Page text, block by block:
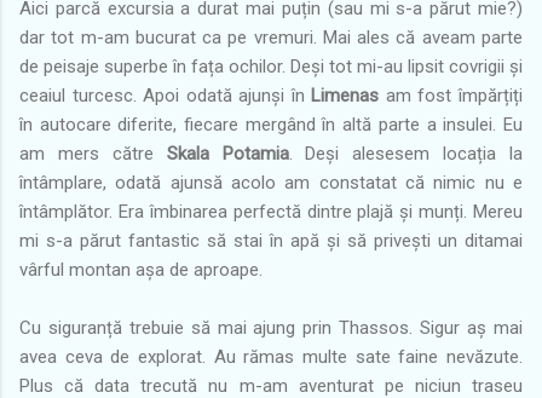
Aici parcă excursia a durat mai puțin (sau mi s-a părut mie?)
dar tot m-am bucurat ca pe vremuri. Mai ales că aveam parte
de peisaje superbe în fața ochilor. Deși tot mi-au lipsit covrigii și
ceaiul turcesc. Apoi odată ajunși în Limenas am fost împărțiți
în autocare diferite, fiecare mergând în altă parte a insulei. Eu
am mers către Skala Potamia. Deși alesesem locația la
întâmplare, odată ajunsă acolo am constatat că nimic nu e
întâmplător. Era îmbinarea perfectă dintre plajă și munți. Mereu
mi s-a părut fantastic să stai în apă și să privești un ditamai
vârful montan așa de aproape.
Cu siguranță trebuie să mai ajung prin Thassos. Sigur aș mai
avea ceva de explorat. Au rămas multe sate faine nevăzute.
Plus că data trecută nu m-am aventurat pe niciun traseu